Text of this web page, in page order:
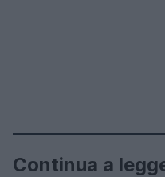
Continua a